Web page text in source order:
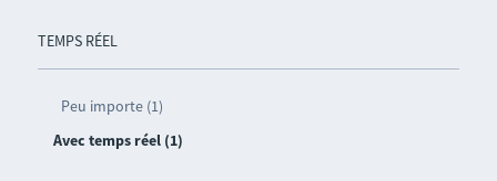
TEMPS RÉEL
Peu importe (1)
Avec temps réel (1)